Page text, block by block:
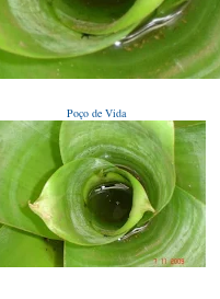
Poço de Vida